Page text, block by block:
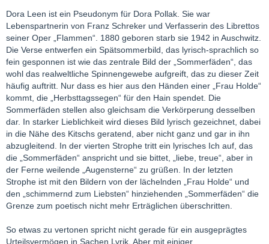
Dora Leen ist ein Pseudonym für Dora Pollak. Sie war
Lebenspartnerin von Franz Schreker und Verfasserin des Librettos
seiner Oper „Flammen“. 1880 geboren starb sie 1942 in Auschwitz.
Die Verse entwerfen ein Spätsommerbild, das lyrisch-sprachlich so
fein gesponnen ist wie das zentrale Bild der „Sommerfäden“, das
wohl das realweltliche Spinnengewebe aufgreift, das zu dieser Zeit
häufig auftritt. Nur dass es hier aus den Händen einer „Frau Holde“
kommt, die „Herbsttagssegen“ für den Hain spendet. Die
Sommerfäden stellen also gleichsam die Verkörperung desselben
dar. In starker Lieblichkeit wird dieses Bild lyrisch gezeichnet, dabei
in die Nähe des Kitschs geratend, aber nicht ganz und gar in ihn
abzugleitend. In der vierten Strophe tritt ein lyrisches Ich auf, das
die „Sommerfäden“ anspricht und sie bittet, „liebe, treue“, aber in
der Ferne weilende „Augensterne“ zu grüßen. In der letzten
Strophe ist mit den Bildern von der lächelnden „Frau Holde“ und
den „schimmernd zum Liebsten“ hinziehenden „Sommerfäden“ die
Grenze zum poetisch nicht mehr Erträglichen überschritten.
So etwas zu vertonen spricht nicht gerade für ein ausgeprägtes
Urteilsvermögen in Sachen Lyrik. Aber mit einiger